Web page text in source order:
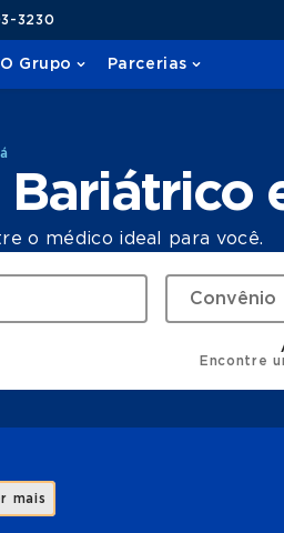
3230
O Grupo Parcerias
o médico ideal para você.
Encontre
mais